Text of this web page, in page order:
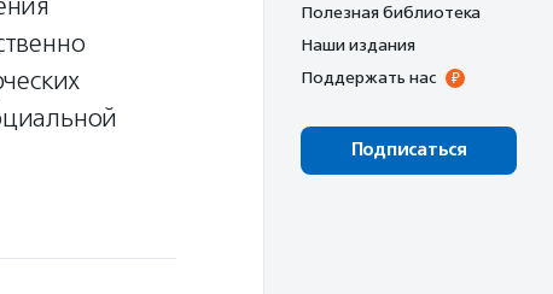
Полезная библиотека
Наши издания
Поддержать нас
Подписаться